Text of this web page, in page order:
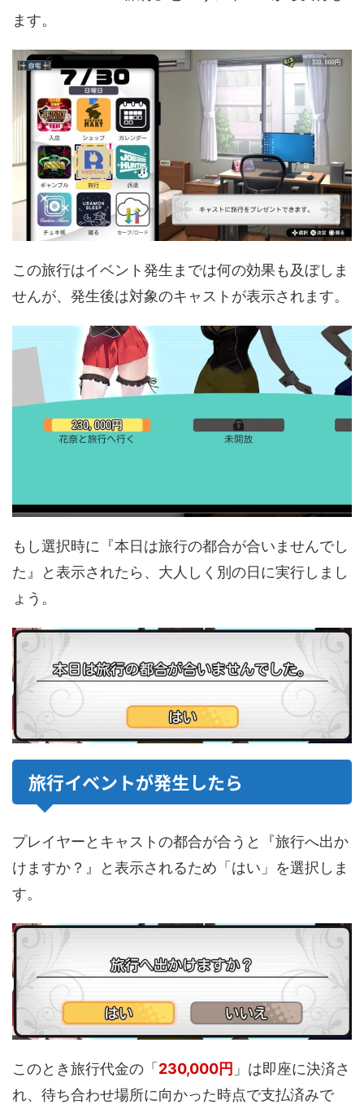
ます。
この旅行はイベント発生までは何の効果も及ぼしま
せんが、発生後は対象のキャストが表示されます。
もし選択時に『本日は旅行の都合が合いませんでし
た』と表示されたら、大人しく別の日に実行しまし
ょう。
旅行イベントが発生したら
プレイヤーとキャストの都合が合うと『旅行へ出か
けますか？』と表示されるため「はい」を選択しま
す。
このとき旅行代金の「 230,000円 」は即座に決済さ
れ、待ち合わせ場所に向かった時点で支払済みで